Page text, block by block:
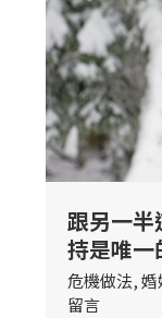
跟另一半
持是唯一
危機做法,婚
留言